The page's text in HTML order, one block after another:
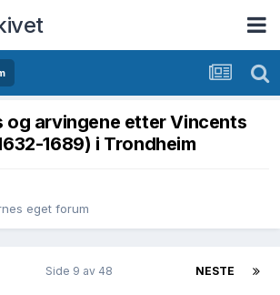
og arvingene etter Vincents
1689) i Trondheim
eget forum
NESTE
Side 9 av 48